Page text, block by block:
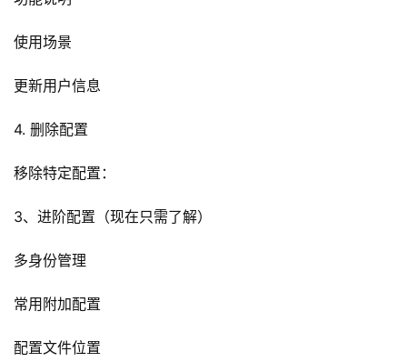
使用场景
更新用户信息
4. 删除配置
移除特定配置：
3、进阶配置（现在只需了解）
多身份管理
常用附加配置
配置文件位置